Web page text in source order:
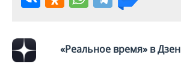
«Реальное время» в Дзен